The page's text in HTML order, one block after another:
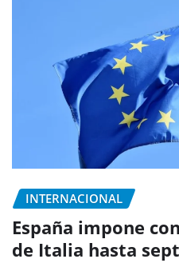
INTERNACIONAL
España impone
de Italia hasta